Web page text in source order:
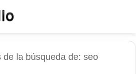
de la búsqueda de: seo